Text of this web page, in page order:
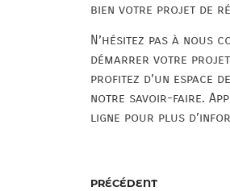
bien votre projet de
N’hésitez pas à nous
démarrer votre
profitez d’un espace
notre savoir-faire.
ligne pour plus
PRÉCÉDENT